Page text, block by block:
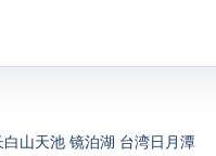
白山天池 镜泊湖 台湾日月潭